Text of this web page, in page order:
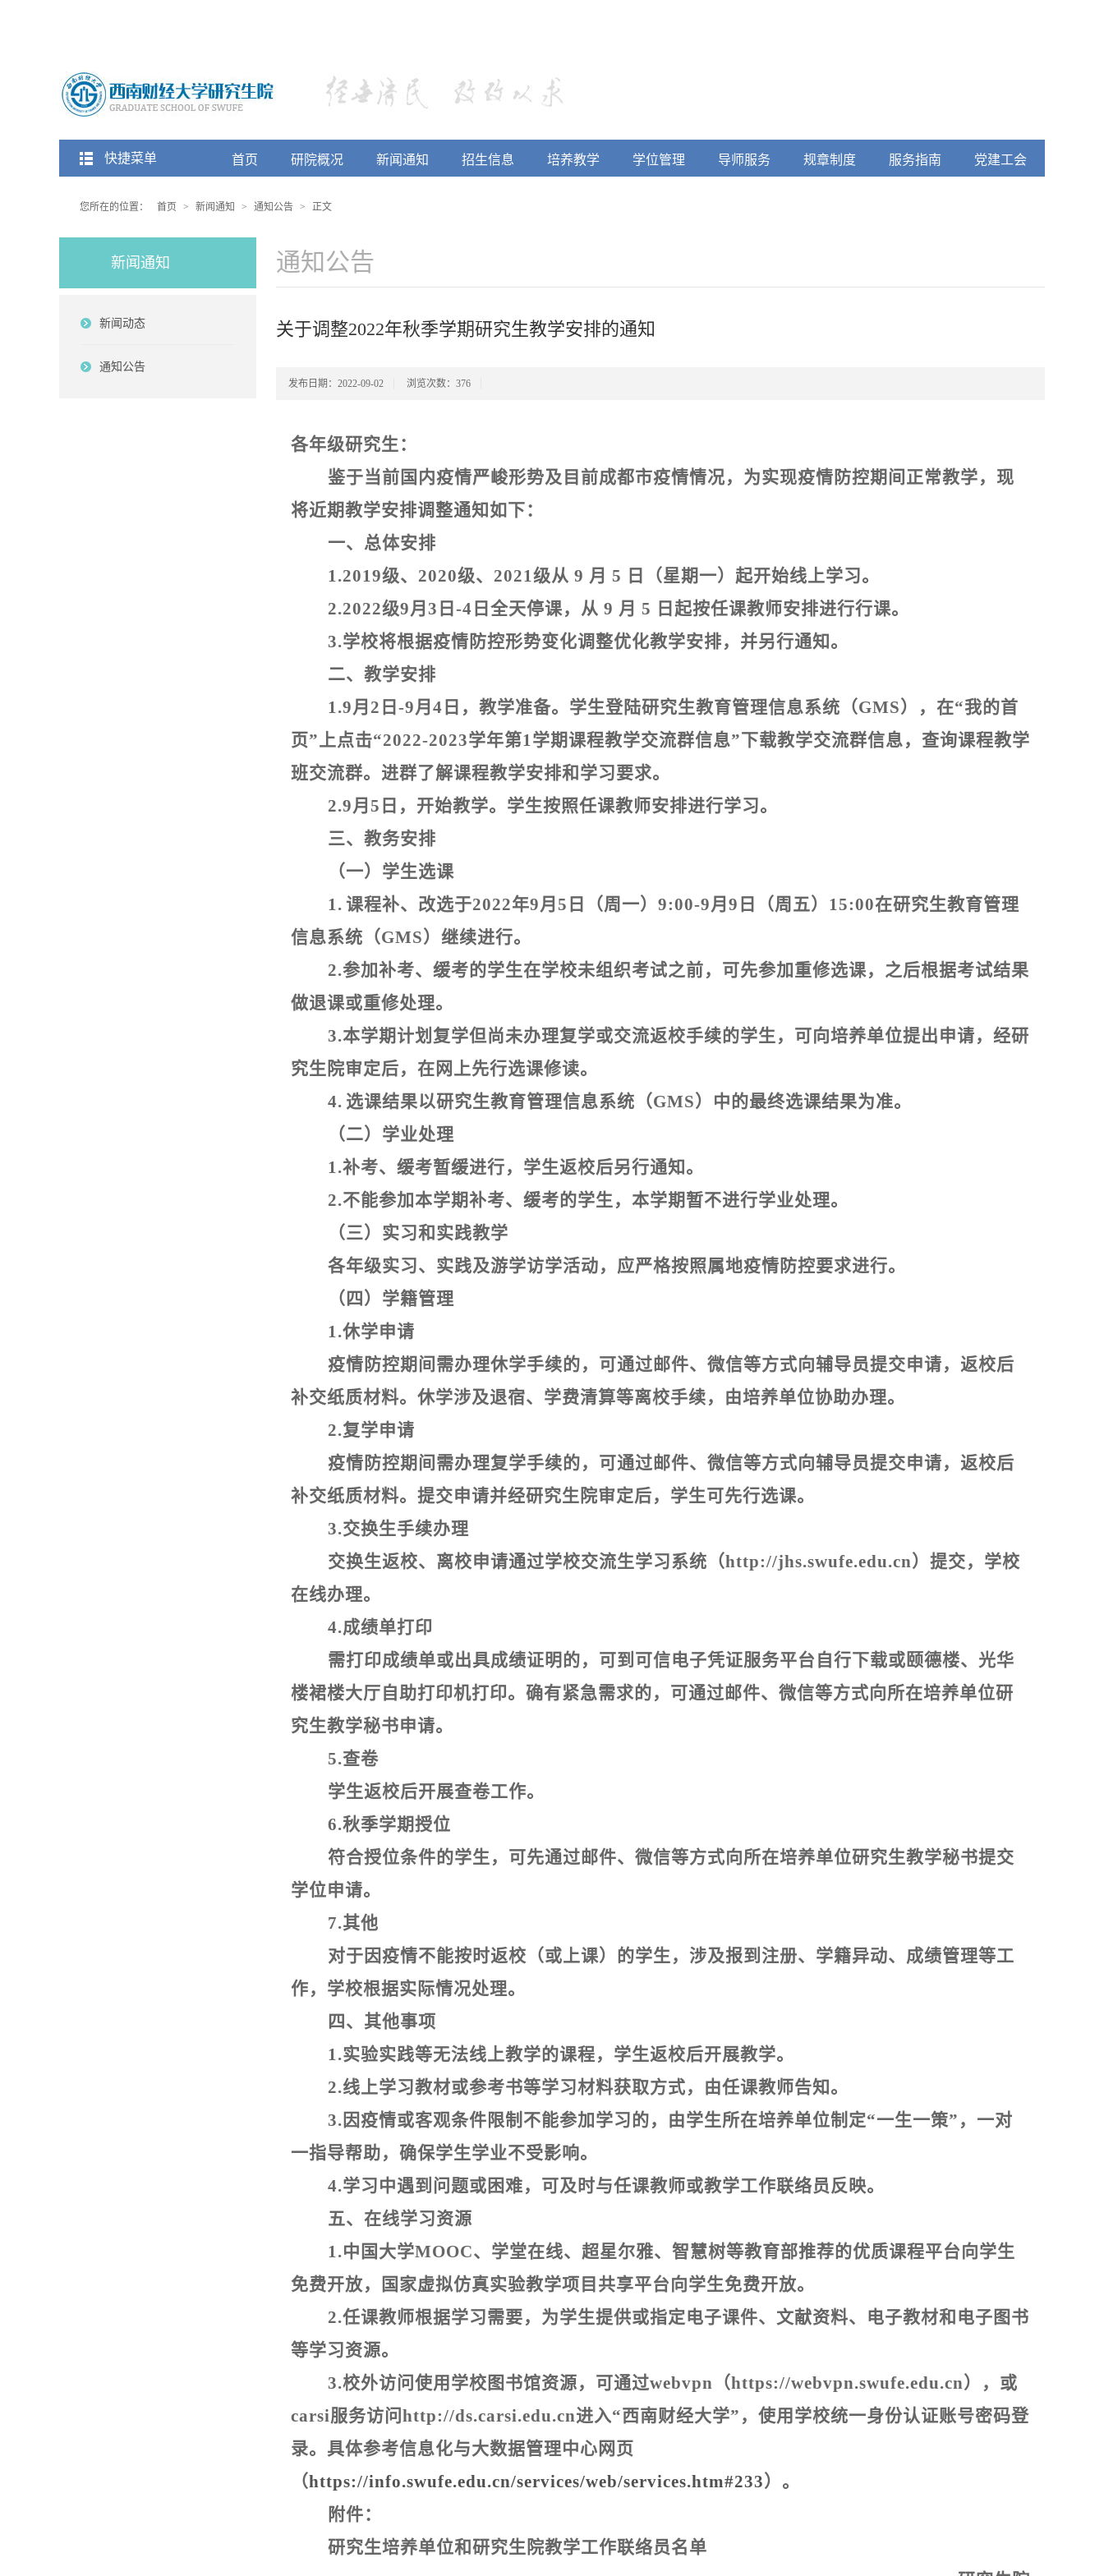
快捷菜单 首页 研院概况 新闻通知 招生信息 培养教学 学位管理 导师服务 规章制度 服务指南 党建工会
您所在的位置： 首页 > 新闻通知 > 通知公告 > 正文
新闻通知
新闻动态
通知公告
通知公告
关于调整2022年秋季学期研究生教学安排的通知
发布日期：2022-09-02 浏览次数： 376
各年级研究生：
鉴于当前国内疫情严峻形势及目前成都市疫情情况，为实现疫情防控期间正常教学，现
将近期教学安排调整通知如下：
一、总体安排
1.2019级、 2020级、 2021级从 9 月 5 日（星期一）起开始线上学习。
2.2022级9月 3 日 -4 日全天停课，从 9 月 5 日起按任课教师安排进行行课。
3.学校将根据疫情防控形势变化调整优化教学安排，并另行通知。
二、教学安排
1.9月 2 日 -9月 4 日，教学准备。学生登陆研究生教育管理信息系统（GMS），在“我的首
页”上点击“2022-2023学年第1学期课程教学交流群信息”下载教学交流群信息，查询课程教学
班交流群。进群了解课程教学安排和学习要求。
2.9月 5 日，开始教学。学生按照任课教师安排进行学习。
三、教务安排
（一）学生选课
1. 课程补、改选于2022年9月 5 日（周一） 9:00-9月 9 日（周五） 15:00在研究生教育管理
信息系统（GMS）继续进行。
2.参加补考、缓考的学生在学校未组织考试之前，可先参加重修选课，之后根据考试结果
做退课或重修处理。
3.本学期计划复学但尚未办理复学或交流返校手续的学生，可向培养单位提出申请，经研
究生院审定后，在网上先行选课修读。
4. 选课结果以研究生教育管理信息系统（GMS）中的最终选课结果为准。
（二）学业处理
1.补考、缓考暂缓进行，学生返校后另行通知。
2.不能参加本学期补考、缓考的学生，本学期暂不进行学业处理。
（三）实习和实践教学
各年级实习、实践及游学访学活动，应严格按照属地疫情防控要求进行。
（四）学籍管理
1.休学申请
疫情防控期间需办理休学手续的，可通过邮件、微信等方式向辅导员提交申请，返校后
补交纸质材料。休学涉及退宿、学费清算等离校手续，由培养单位协助办理。
2.复学申请
疫情防控期间需办理复学手续的，可通过邮件、微信等方式向辅导员提交申请，返校后
补交纸质材料。提交申请并经研究生院审定后，学生可先行选课。
3.交换生手续办理
交换生返校、离校申请通过学校交流生学习系统（http://jhs.swufe.edu.cn）提交，学校
在线办理。
4.成绩单打印
需打印成绩单或出具成绩证明的，可到可信电子凭证服务平台自行下载或颐德楼、光华
楼裙楼大厅自助打印机打印。确有紧急需求的，可通过邮件、微信等方式向所在培养单位研
究生教学秘书申请。
5.查卷
学生返校后开展查卷工作。
6.秋季学期授位
符合授位条件的学生，可先通过邮件、微信等方式向所在培养单位研究生教学秘书提交
学位申请。
7.其他
对于因疫情不能按时返校（或上课）的学生，涉及报到注册、学籍异动、成绩管理等工
作，学校根据实际情况处理。
四、其他事项
1.实验实践等无法线上教学的课程，学生返校后开展教学。
2.线上学习教材或参考书等学习材料获取方式，由任课教师告知。
3. 因疫情或客观条件限制不能参加学习的，由学生所在培养单位制定“一生一策”，一对
一指导帮助，确保学生学业不受影响。
4.学习中遇到问题或困难，可及时与任课教师或教学工作联络员反映。
五、在线学习资源
1.中国大学MOOC、学堂在线、超星尔雅、智慧树等教育部推荐的优质课程平台向学生
免费开放，国家虚拟仿真实验教学项目共享平台向学生免费开放。
2.任课教师根据学习需要，为学生提供或指定电子课件、文献资料、电子教材和电子图书
等学习资源。
3.校外访问使用学校图书馆资源，可通过webvpn （https://webvpn.swufe.edu.cn），或
carsi服务访问http://ds.carsi.edu.cn进入“西南财经大学” ，使用学校统一身份认证账号密码登
录。具体参考信息化与大数据管理中心网页
（https://info.swufe.edu.cn/services/web/services.htm#233）。
附件：
研究生培养单位和研究生院教学工作联络员名单